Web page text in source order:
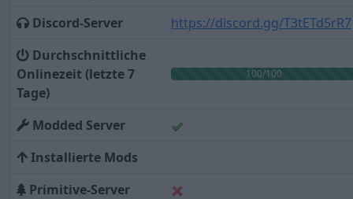
Discord-Server
https://discord.gg/T3tETd5rR7
Durchschnittliche
Onlinezeit (letzte 7
Tage)
100/100
Modded Server
Installierte Mods
Primitive-Server